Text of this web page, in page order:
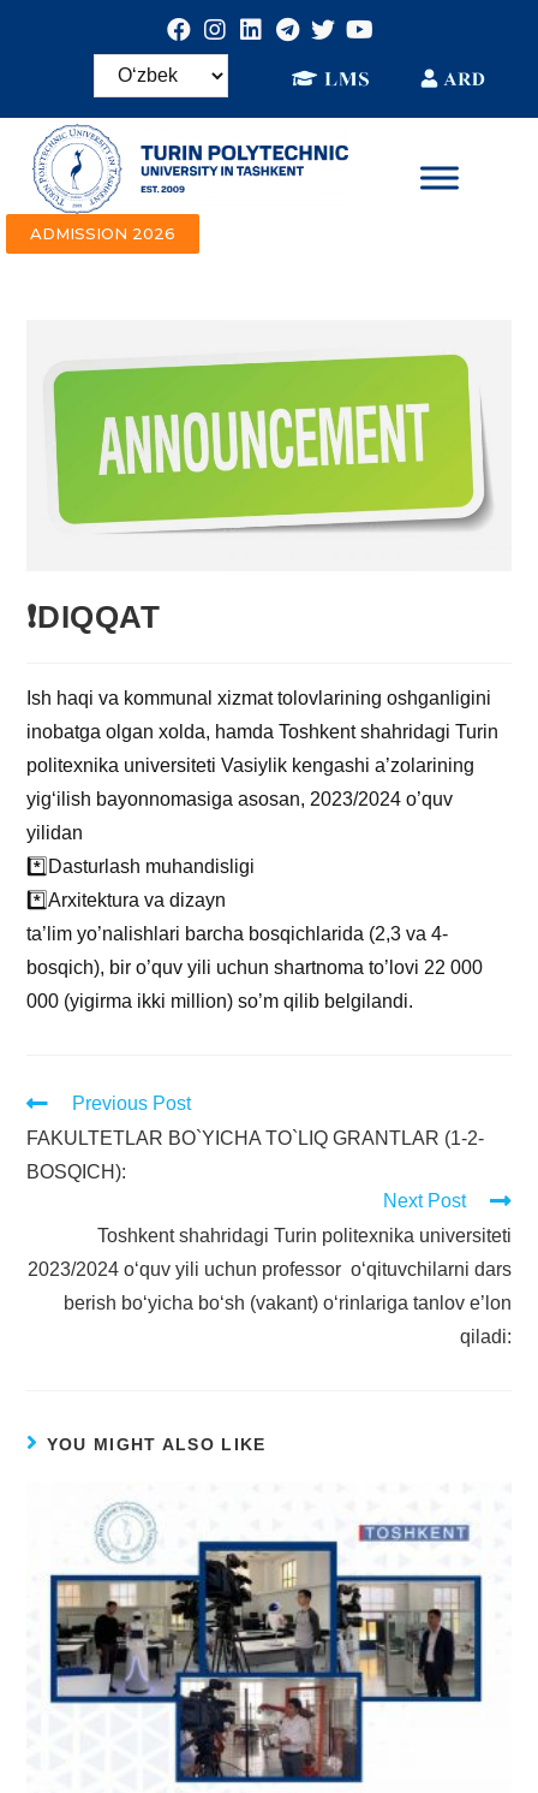
ADMISSION 2026
❗️DIQQAT
Ish haqi va kommunal xizmat tolovlarining oshganligini
inobatga olgan xolda, hamda Toshkent shahridagi Turin
politexnika universiteti Vasiylik kengashi a’zolarining
yig‘ilish bayonnomasiga asosan, 2023/2024 o’quv
yilidan
*️⃣Dasturlash muhandisligi
*️⃣Arxitektura va dizayn
ta’lim yo’nalishlari barcha bosqichlarida (2,3 va 4-
bosqich), bir o’quv yili uchun shartnoma to’lovi 22 000
000 (yigirma ikki million) so’m qilib belgilandi.
Previous Post
FAKULTETLAR BO`YICHA TO`LIQ GRANTLAR (1-2-
BOSQICH):
Next Post
Toshkent shahridagi Turin politexnika universiteti
2023/2024 o‘quv yili uchun professor o‘qituvchilarni dars
berish bo‘yicha bо‘sh (vakant) о‘rinlariga tanlov e’lon
qiladi:
YOU MIGHT ALSO LIKE